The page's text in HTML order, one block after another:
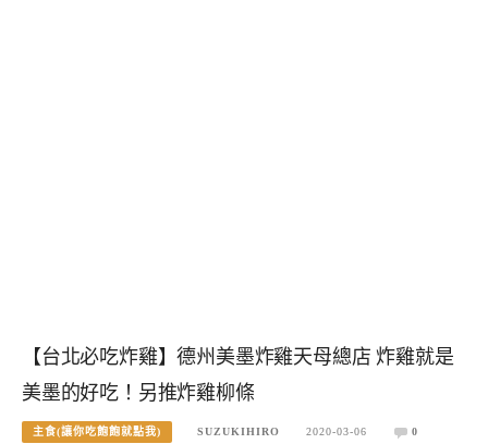
【台北必吃炸雞】德州美墨炸雞天母總店 炸雞就是
美墨的好吃！另推炸雞柳條
主食(讓你吃飽飽就點我) SUZUKIHIRO 2020-03-06 0